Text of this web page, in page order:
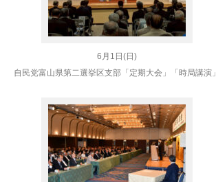
6月1日(日)
自民党富山県第二選挙区支部「定期大会」「時局講演」